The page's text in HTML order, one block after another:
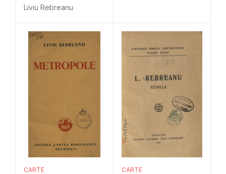
Liviu Rebreanu
CARTE CARTE